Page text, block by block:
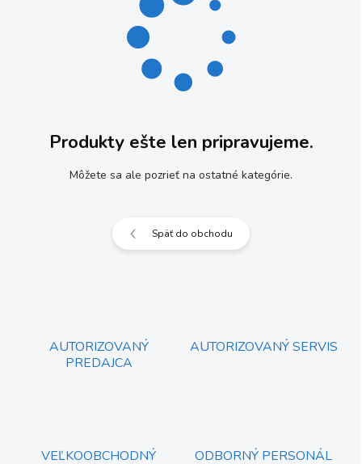
Produkty ešte len pripravujeme.
Môžete sa ale pozrieť na ostatné kategórie.
Späť do obchodu
AUTORIZOVANÝ
PREDAJCA
AUTORIZOVANÝ SERVIS
VEĽKOOBCHODNÝ
ODBORNÝ PERSONÁL